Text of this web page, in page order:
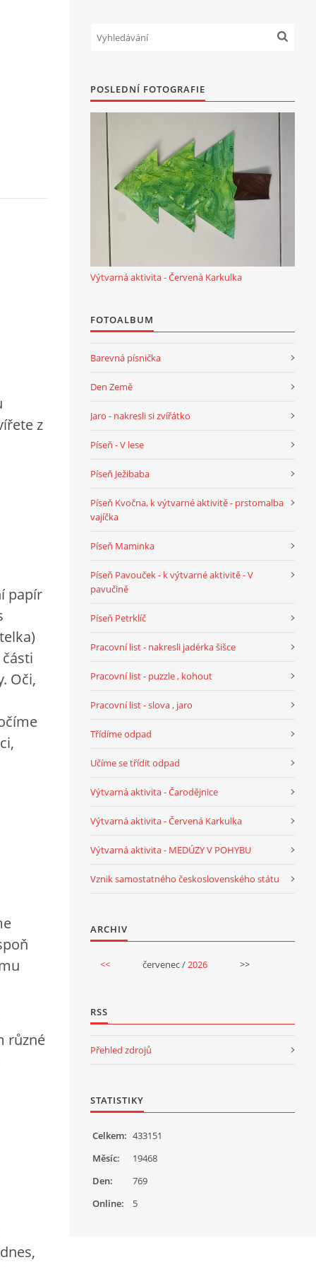
z
papír
Oči,
různé
POSLEDNÍ FOTOGRAFIE
Výtvarná aktivita - Červená Karkulka
FOTOALBUM
Barevná písnička
Den Země
Jaro - nakresli si zvířátko
Píseň - V lese
Píseň Ježibaba
Píseň Kvočna, k výtvarné aktivitě - prstomalba
vajíčka
Píseň Maminka
Píseň Pavouček - k výtvarné aktivitě - V
pavučině
Píseň Petrklíč
Pracovní list - nakresli jadérka šišce
Pracovní list - puzzle , kohout
Pracovní list - slova , jaro
Třídíme odpad
Učíme se třídit odpad
Výtvarná aktivita - Čarodějnice
Výtvarná aktivita - Červená Karkulka
Výtvarná aktivita - MEDÚZY V POHYBU
Vznik samostatného československého státu
ARCHIV
<< červenec / 2026 >>
RSS
Přehled zdrojů
STATISTIKY
Online: 5
Celkem: 433151
Měsíc:
19468
Den:
769